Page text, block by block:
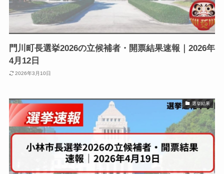
門川町長選挙2026の立候補者・開票結果速報｜2026年
4月12日
2026年3月10日
選挙結果